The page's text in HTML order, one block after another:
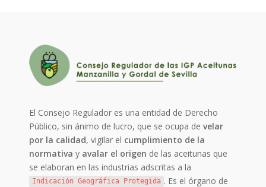
El Consejo Regulador es una entidad de Derecho
Público, sin ánimo de lucro, que se ocupa develar
por la calidad, vigilar el cumplimiento de la
normativa y avalar el origen de las aceitunas que
se elaboran en las industrias adscritas a la
Indicación Geográfica Protegida . Es el órgano de